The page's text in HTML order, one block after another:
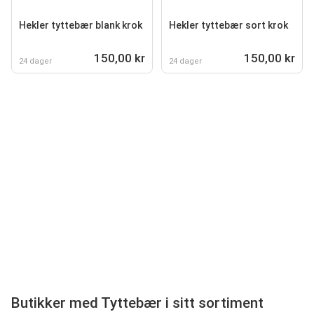
Hekler tyttebær blank krok
24 dager 150,00 kr
Hekler tyttebær sort krok
24 dager 150,00 kr
Butikker med Tyttebær i sitt sortiment